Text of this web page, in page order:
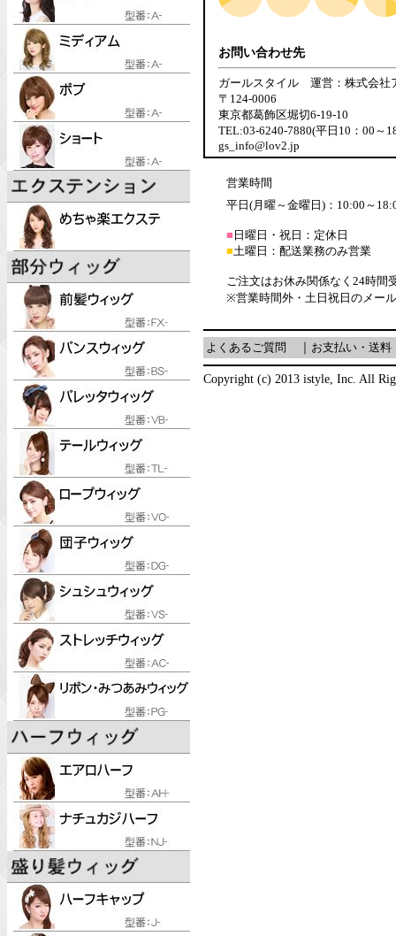
お問い合わせ先
ガールスタイル 運営：株式会社
〒124-0006
東京都葛飾区堀切6-19-10
TEL:03-6240-7880(平日10：00～
gs_info@lov2.jp
営業時間
平日(月曜～金曜日)：10:00～
■ 日曜日・祝日：定休日
■土曜日：配送業務のみ営業
ご注文はお休み関係なく24時間
※営業時間外・土日祝日のメー
よくあるご質問 お支払い・送料
Copyright (c) 2013 istyle, Inc. All